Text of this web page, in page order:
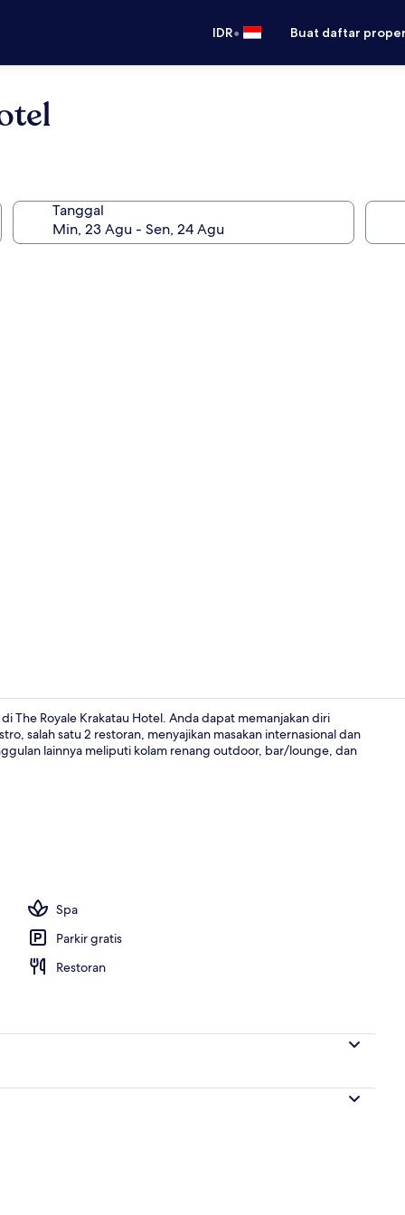
IDR• Buat daftar
Tanggal
2 restoran;
The Royale Krakatau Hotel. Anda dapat memanjakan diri
salah satu 2 restoran, menyajikan masakan internasional dan
lainnya meliputi kolam renang outdoor, bar/lounge, dan
Spa
Parkir gratis
Restoran